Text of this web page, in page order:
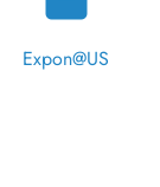
Expon@US